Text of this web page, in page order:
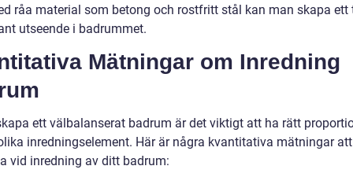
råa material som betong och rostfritt stål kan man skapa ett
utseende i badrummet.
Mätningar om Inredning
ett välbalanserat badrum är det viktigt att ha rätt
inredningselement. Här är några kvantitativa mätningar att
vid inredning av ditt badrum: